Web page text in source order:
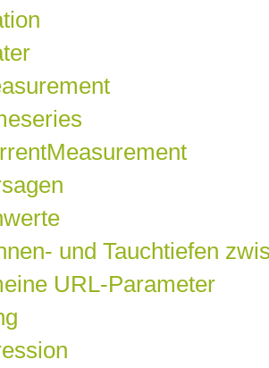
und Tauchtiefen
URL-Parameter